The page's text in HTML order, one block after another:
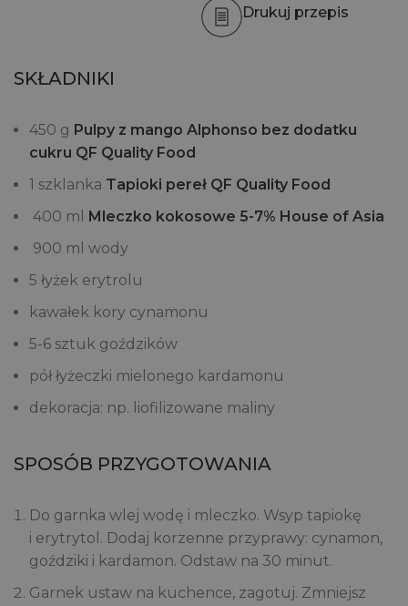
Drukuj przepis
SKŁADNIKI
450 g Pulpy z mango Alphonso bez dodatku
cukru QF Quality Food
1 szklanka Tapioki pereł QF Quality Food
400 ml
Mleczko kokosowe 5-7% House of Asia
900 ml wody
5 łyżek erytrolu
kawałek kory cynamonu
5-6 sztuk goździków
pół łyżeczki mielonego kardamonu
dekoracja: np. liofilizowane maliny
SPOSÓB PRZYGOTOWANIA
Do garnka wlej wodę i mleczko. Wsyp tapiokę
i erytrytol. Dodaj korzenne przyprawy: cynamon,
goździki i kardamon. Odstaw na 30 minut.
Garnek ustaw na kuchence, zagotuj. Zmniejsz